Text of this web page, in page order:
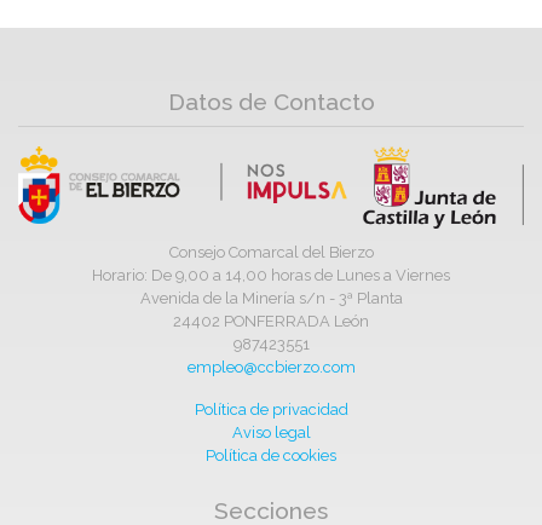
Datos de Contacto
Consejo Comarcal del Bierzo
Horario: De 9,00 a 14,00 horas de Lunes a Viernes
Avenida de la Minería s/n - 3ª Planta
24402 PONFERRADA León
987423551
empleo@ccbierzo.com
Política de privacidad
Aviso legal
Política de cookies
Secciones